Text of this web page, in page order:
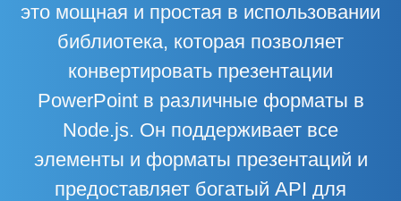
это мощная и простая в использовании
библиотека, которая позволяет
конвертировать презентации
PowerPoint в различные форматы в
Node.js. Он поддерживает все
элементы и форматы презентаций и
предоставляет богатый API для